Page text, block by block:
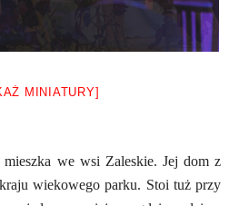
MINIATURY]
we wsi Zaleskie. Jej dom z
wiekowego parku. Stoi tuż przy